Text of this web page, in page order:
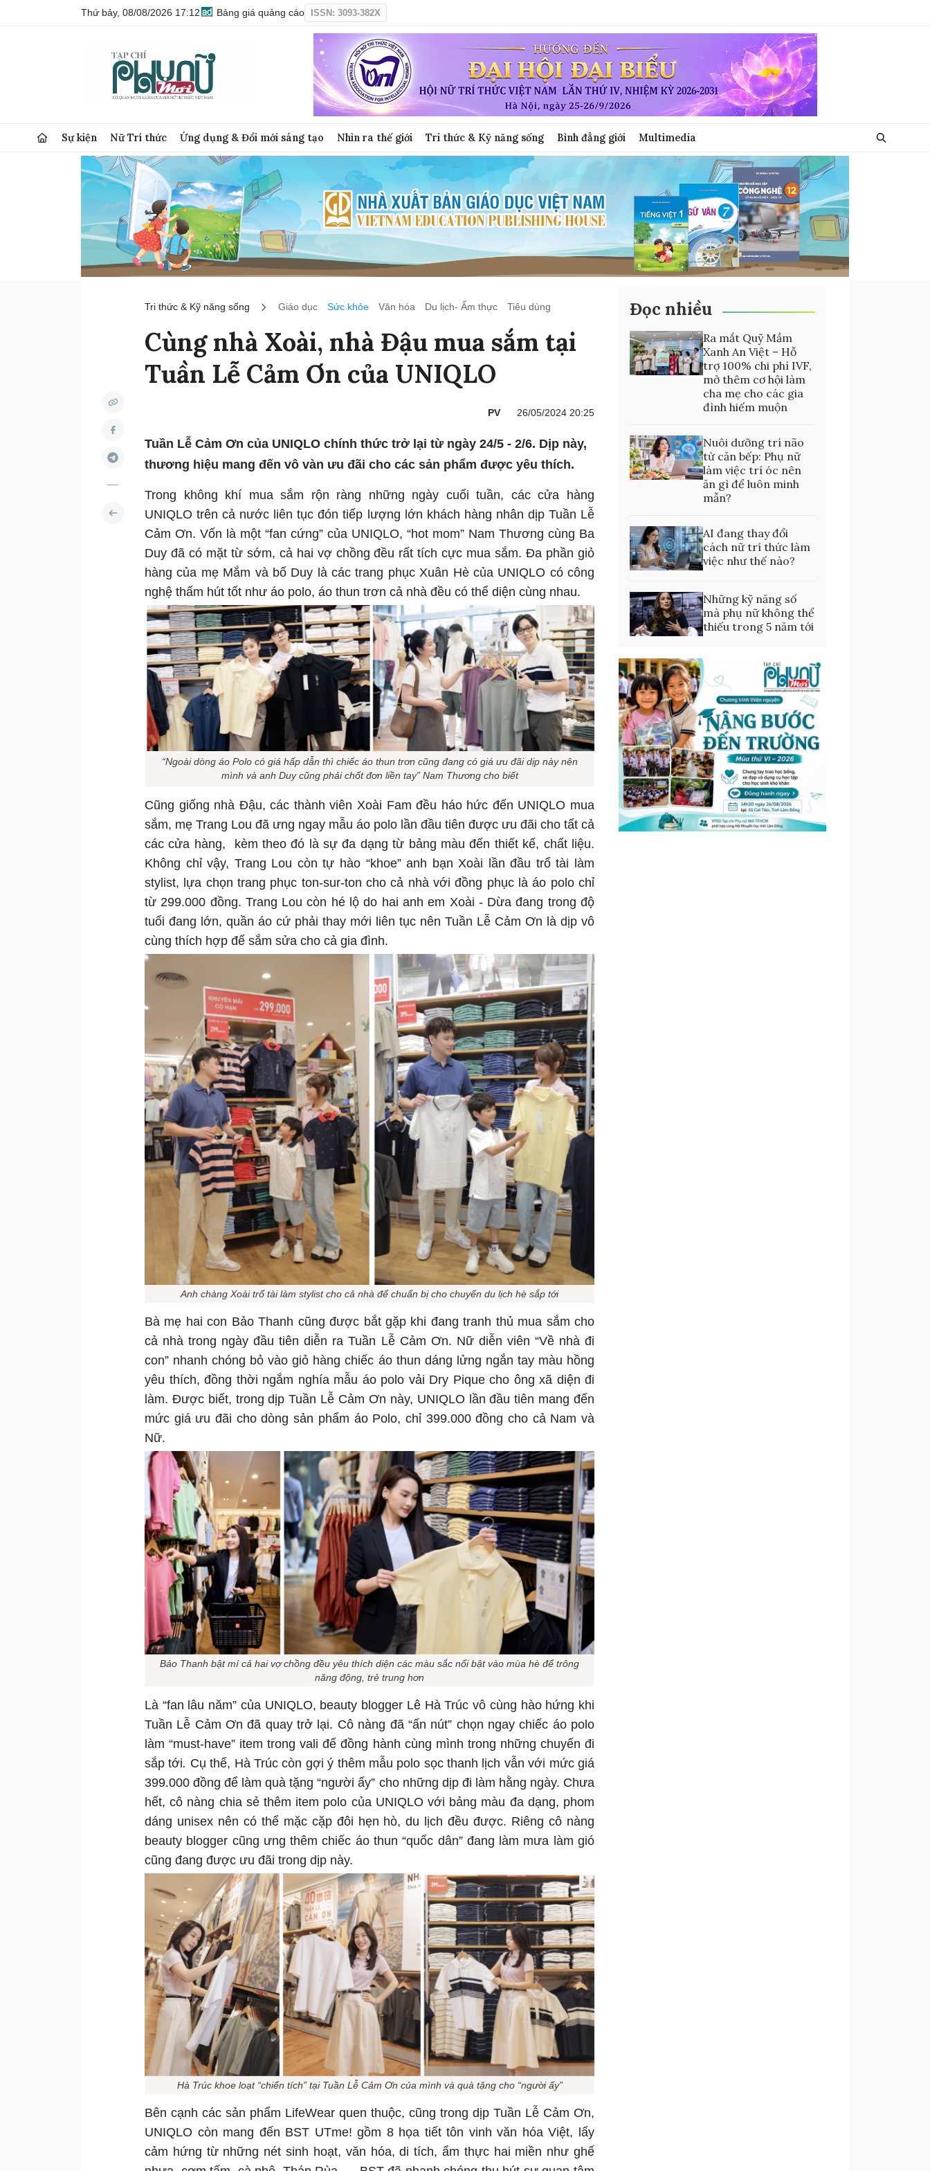
Thứ bảy, 08/08/2026 17:12 Bảng giá quảng cáo ISSN: 3093-382X
Sự kiện Nữ Trí thức Ứng dụng & Đổi mới sáng tạo Nhìn ra thế giới Tri thức & Kỹ năng sống Bình đẳng giới Multimedia
Tri thức & Kỹ năng sống Giáo dục Sức khỏe Văn hóa Du lịch- Ẩm thực Tiêu dùng
Cùng nhà Xoài, nhà Đậu mua sắm tại
Tuần Lễ Cảm Ơn của UNIQLO
PV 26/05/2024 20:25
Tuần Lễ Cảm Ơn của UNIQLO chính thức trở lại từ ngày 24/5 - 2/6. Dịp này,
thương hiệu mang đến vô vàn ưu đãi cho các sản phẩm được yêu thích.
Trong không khí mua sắm rộn ràng những ngày cuối tuần, các cửa hàng
UNIQLO trên cả nước liên tục đón tiếp lượng lớn khách hàng nhân dịp Tuần Lễ
Cảm Ơn. Vốn là một “fan cứng” của UNIQLO, “hot mom” Nam Thương cùng Ba
Duy đã có mặt từ sớm, cả hai vợ chồng đều rất tích cực mua sắm. Đa phần giỏ
hàng của mẹ Mắm và bố Duy là các trang phục Xuân Hè của UNIQLO có công
nghệ thấm hút tốt như áo polo, áo thun trơn cả nhà đều có thể diện cùng nhau.
“Ngoài dòng áo Polo có giá hấp dẫn thì chiếc áo thun trơn cũng đang có giá ưu đãi dịp này nên
mình và anh Duy cũng phải chốt đơn liền tay” Nam Thương cho biết
Cũng giống nhà Đậu, các thành viên Xoài Fam đều háo hức đến UNIQLO mua
sắm, mẹ Trang Lou đã ưng ngay mẫu áo polo lần đầu tiên được ưu đãi cho tất cả
các cửa hàng, kèm theo đó là sự đa dạng từ bảng màu đến thiết kế, chất liệu.
Không chỉ vậy, Trang Lou còn tự hào “khoe” anh bạn Xoài lần đầu trổ tài làm
stylist, lựa chọn trang phục ton-sur-ton cho cả nhà với đồng phục là áo polo chỉ
từ 299.000 đồng. Trang Lou còn hé lộ do hai anh em Xoài - Dừa đang trong độ
tuổi đang lớn, quần áo cứ phải thay mới liên tục nên Tuần Lễ Cảm Ơn là dịp vô
cùng thích hợp để sắm sửa cho cả gia đình.
Anh chàng Xoài trổ tài làm stylist cho cả nhà để chuẩn bị cho chuyến du lịch hè sắp tới
Bà mẹ hai con Bảo Thanh cũng được bắt gặp khi đang tranh thủ mua sắm cho
cả nhà trong ngày đầu tiên diễn ra Tuần Lễ Cảm Ơn. Nữ diễn viên “Về nhà đi
con” nhanh chóng bỏ vào giỏ hàng chiếc áo thun dáng lửng ngắn tay màu hồng
yêu thích, đồng thời ngắm nghía mẫu áo polo vải Dry Pique cho ông xã diện đi
làm. Được biết, trong dịp Tuần Lễ Cảm Ơn này, UNIQLO lần đầu tiên mang đến
mức giá ưu đãi cho dòng sản phẩm áo Polo, chỉ 399.000 đồng cho cả Nam và
Nữ.
Bảo Thanh bật mí cả hai vợ chồng đều yêu thích diện các màu sắc nổi bật vào mùa hè để trông
năng động, trẻ trung hơn
Là “fan lâu năm” của UNIQLO, beauty blogger Lê Hà Trúc vô cùng hào hứng khi
Tuần Lễ Cảm Ơn đã quay trở lại. Cô nàng đã “ấn nút” chọn ngay chiếc áo polo
làm “must-have” item trong vali để đồng hành cùng mình trong những chuyến đi
sắp tới. Cụ thể, Hà Trúc còn gợi ý thêm mẫu polo sọc thanh lịch vẫn với mức giá
399.000 đồng để làm quà tặng “người ấy” cho những dịp đi làm hằng ngày. Chưa
hết, cô nàng chia sẻ thêm item polo của UNIQLO với bảng màu đa dạng, phom
dáng unisex nên có thể mặc cặp đôi hẹn hò, du lịch đều được. Riêng cô nàng
beauty blogger cũng ưng thêm chiếc áo thun “quốc dân” đang làm mưa làm gió
cũng đang được ưu đãi trong dịp này.
Hà Trúc khoe loạt “chiến tích” tại Tuần Lễ Cảm Ơn của mình và quà tặng cho “người ấy”
Bên cạnh các sản phẩm LifeWear quen thuộc, cũng trong dịp Tuần Lễ Cảm Ơn,
UNIQLO còn mang đến BST UTme! gồm 8 họa tiết tôn vinh văn hóa Việt, lấy
cảm hứng từ những nét sinh hoạt, văn hóa, di tích, ẩm thực hai miền như ghế
Đọc nhiều
Ra mắt Quỹ Mầm
Xanh An Việt – Hỗ
trợ 100% chi phí IVF,
mở thêm cơ hội làm
cha mẹ cho các gia
đình hiếm muộn
Nuôi dưỡng trí não
từ căn bếp: Phụ nữ
làm việc trí óc nên
ăn gì để luôn minh
mẫn?
AI đang thay đổi
cách nữ trí thức làm
việc như thế nào?
Những kỹ năng số
mà phụ nữ không thể
thiếu trong 5 năm tới